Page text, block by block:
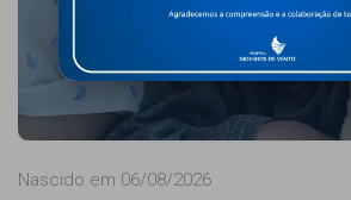
Nascido em 06/08/2026